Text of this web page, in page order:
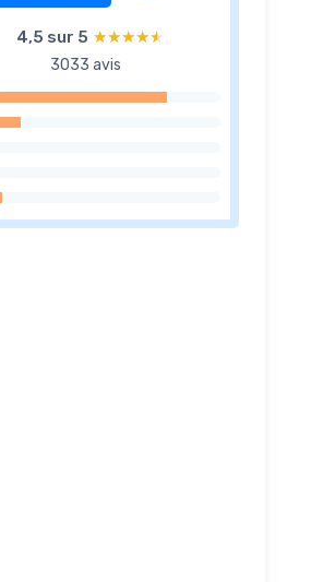
4,5 sur 5 ★★★★★
★★★★★
3033 avis